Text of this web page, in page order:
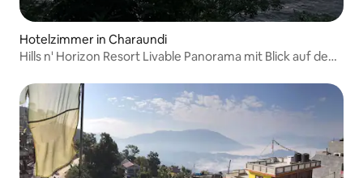
Hotelzimmer in Charaundi
Hills n' Horizon Resort Livable Panorama mit Blick auf den